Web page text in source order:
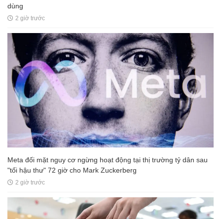
dùng
2 giờ trước
Meta đối mặt nguy cơ ngừng hoạt động tại thị trường tỷ dân sau
"tối hậu thư" 72 giờ cho Mark Zuckerberg
2 giờ trước